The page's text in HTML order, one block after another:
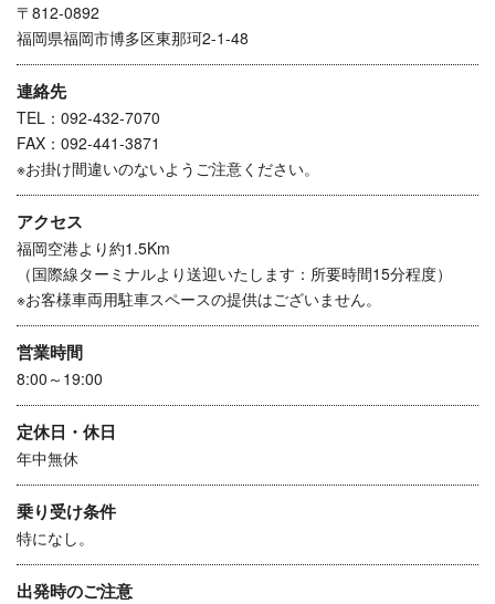
〒812-0892
福岡県福岡市博多区東那珂2-1-48
連絡先
TEL：092-432-7070
FAX：092-441-3871
※お掛け間違いのないようご注意ください。
アクセス
福岡空港より約1.5Km
（国際線ターミナルより送迎いたします：所要時間15分程度）
※お客様車両用駐車スペースの提供はございません。
営業時間
8:00～19:00
定休日・休日
年中無休
乗り受け条件
特になし。
出発時のご注意